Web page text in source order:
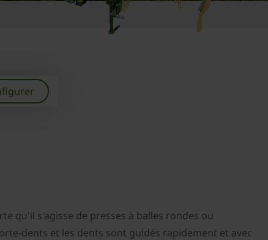
qu'il s'agisse de presses à balles rondes ou
dents et les dents sont guidés rapidement et avec